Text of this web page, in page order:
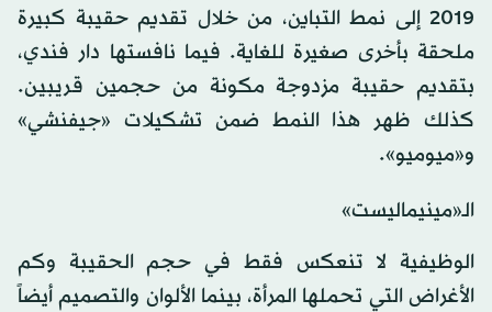
2019 إلى نمط التباين، من خلال تقديم حقيبة كبيرة
ملحقة بأخرى صغيرة للغاية. فيما نافستها دار فندي،
بتقديم حقيبة مزدوجة مكونة من حجمين قريبين.
كذلك ظهر هذا النمط ضمن تشكيلات «جيفنشي»
و«ميوميو».
الـ«مينيماليست»
الوظيفية لا تنعكس فقط في حجم الحقيبة وكم
الأغراض التي تحملها المرأة، بينما الألوان والتصميم أيضاً